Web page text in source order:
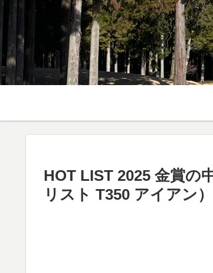
HOT LIST 2025 金賞の
リスト T350 アイアン）